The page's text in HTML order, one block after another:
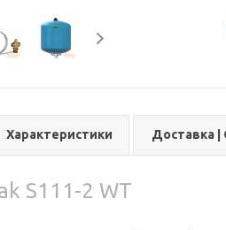
Характеристики Доставка |
S111-2 WT